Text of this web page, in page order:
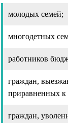
молодых семей;
многодетных
работников
граждан,
приравненных к
граждан,